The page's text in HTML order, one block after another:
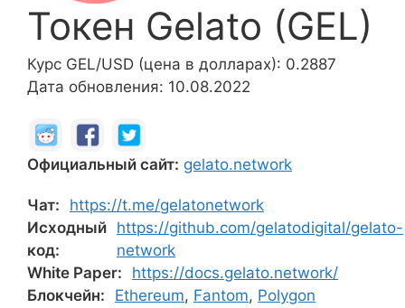
Токен Gelato (GEL)
Курс GEL/USD (цена в долларах): 0.2887
Дата обновления: 10.08.2022
Официальный сайт: gelato.network
Чат:
https://t.me/gelatonetwork
Исходный
код:
https://github.com/gelatodigital/gelato-
network
White Paper:
https://docs.gelato.network/
Блокчейн:
Ethereum, Fantom, Polygon